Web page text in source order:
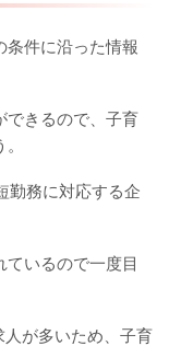
条件に沿った情報
できるので、子育
勤務に対応する企
ているので一度目
人が多いため、子育